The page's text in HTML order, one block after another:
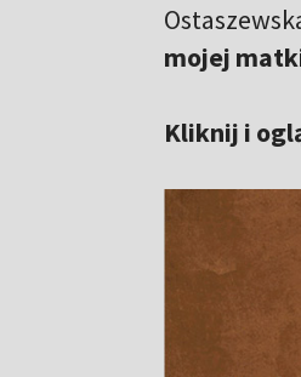
mojej
Kliknij i